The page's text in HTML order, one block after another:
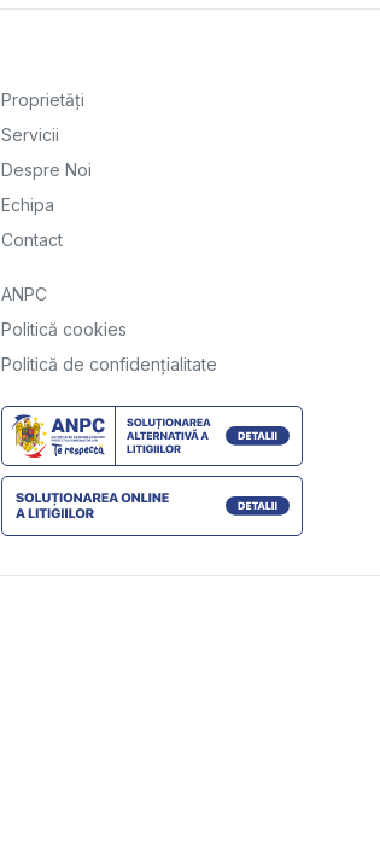
Proprietăți
Servicii
Despre Noi
Echipa
Contact
ANPC
Politică cookies
Politică de confidențialitate